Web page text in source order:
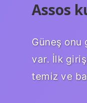
Assos
Güneş
var. İlk
temiz ve